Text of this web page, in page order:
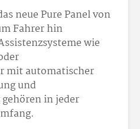
neue Pure Panel von
Fahrer hin
wie
mit automatischer
und
in jeder